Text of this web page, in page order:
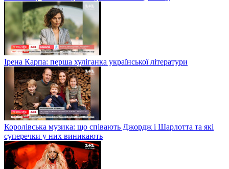
Ірена Карпа: перша хуліганка української літератури
Королівська музика: що співають Джордж і Шарлотта та які
суперечки у них виникають